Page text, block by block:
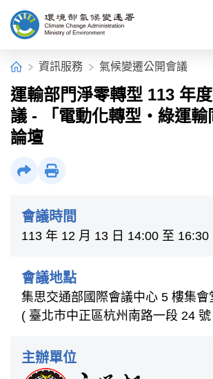
首頁資訊服務 氣候變遷公開會議
運輸部門淨零轉型 113 年
議 - 「電動化轉型‧綠運輸
論壇
會議時間
113 年 12 月 13 日 14:00 至 16:30
會議地點
集思交通部國際會議中心 5 樓集會
( 臺北市中正區杭州南路一段 24
主辦單位